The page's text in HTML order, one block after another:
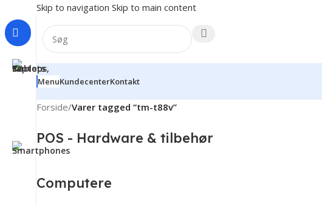
Skip to navigation Skip to main content
MenuKundecenterKontakt
Forside/Varer tagged “tm-t88v”
POS - Hardware & tilbehør
Computere